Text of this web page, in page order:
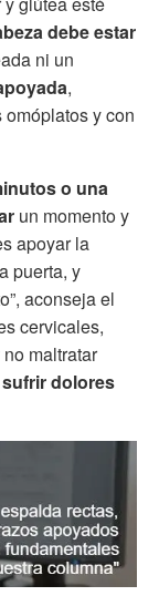
debe estar
ni un
,
y con
o una
un momento y
apoyar la
puerta, y
aconseja el
cervicales,
maltratar
dolores